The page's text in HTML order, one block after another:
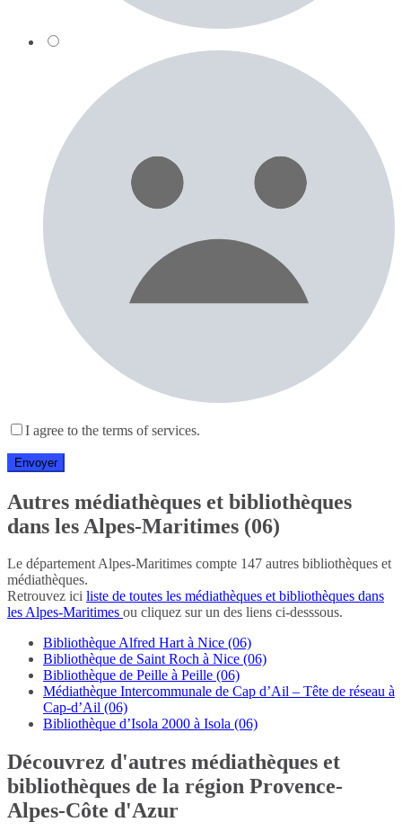
I agree to the terms of services.
Autres médiathèques et bibliothèques
dans les Alpes-Maritimes (06)
Le département Alpes-Maritimes compte 147 autres bibliothèques et
médiathèques.
Retrouvez ici liste de toutes les médiathèques et bibliothèques dans
les Alpes-Maritimes ou cliquez sur un des liens ci-desssous.
Bibliothèque Alfred Hart à Nice (06)
Bibliothèque de Saint Roch à Nice (06)
Bibliothèque de Peille à Peille (06)
Médiathèque Intercommunale de Cap d’Ail – Tête de réseau à
Cap-d’Ail (06)
Bibliothèque d’Isola 2000 à Isola (06)
Découvrez d'autres médiathèques et
bibliothèques de la région Provence-
Alpes-Côte d'Azur